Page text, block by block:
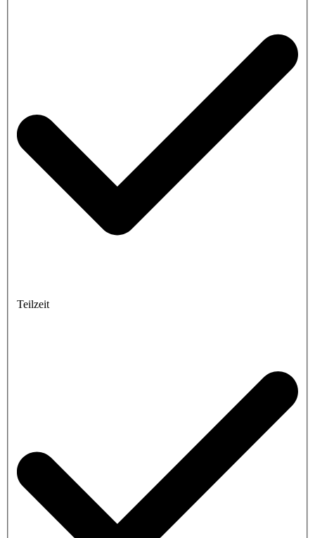
Teilzeit